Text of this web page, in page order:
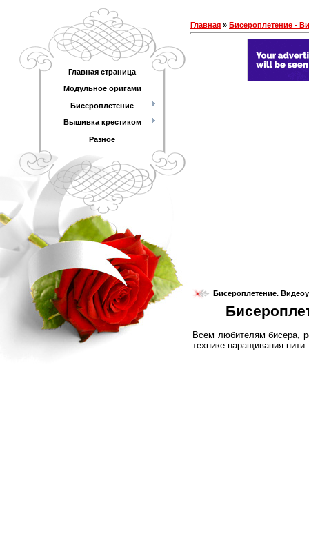
Главная страница
Модульное оригами
Бисероплетение
Вышивка крестиком
Разное
Главная » Бисероплетение -
Бисероплетение.
Всем любителям бисера,
технике наращивания нити.